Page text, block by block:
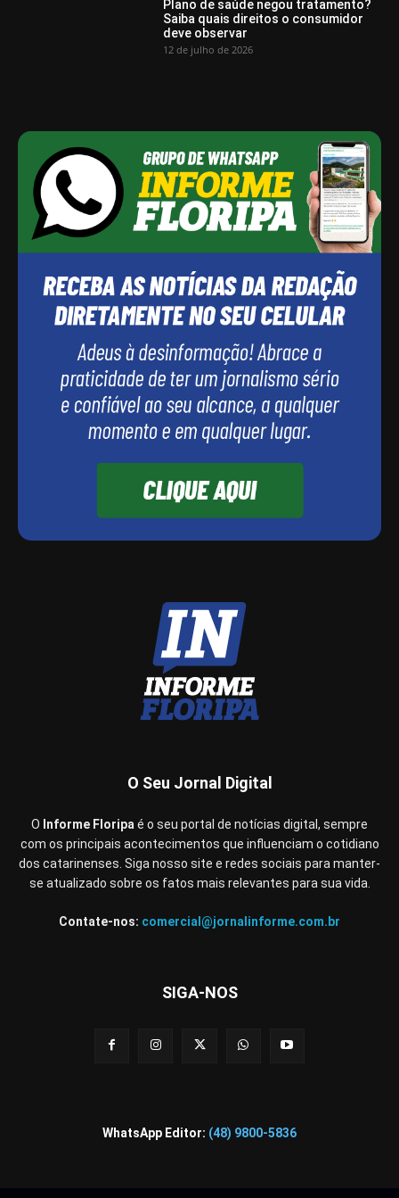
Plano de saúde negou tratamento?
Saiba quais direitos o consumidor
deve observar
12 de julho de 2026
O Seu Jornal Digital
O Informe Floripaé o seu portal de notícias digital, sempre
com os principais acontecimentos que influenciam o cotidiano
dos catarinenses. Siga nosso site e redes sociais para manter-
se atualizado sobre os fatos mais relevantes para sua vida.
Contate-nos: comercial@jornalinforme.com.br
SIGA-NOS
WhatsApp Editor: (48) 9800-5836